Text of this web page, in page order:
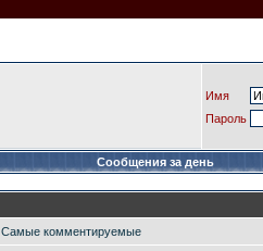
Имя
Пароль
Сообщения за день
Самые комментируемые